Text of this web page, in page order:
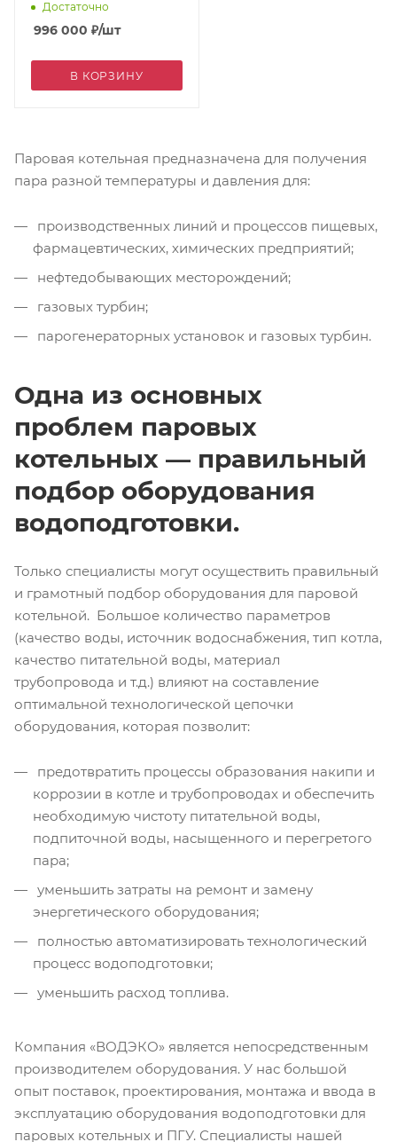
м3/ч с УОО
Достаточно
996 000 ₽/шт
В КОРЗИНУ
Паровая котельная предназначена для получения
пара разной температуры и давления для:
производственных линий и процессов пищевых,
фармацевтических, химических предприятий;
нефтедобывающих месторождений;
газовых турбин;
парогенераторных установок и газовых турбин.
Одна из основных
проблем паровых
котельных — правильный
подбор оборудования
водоподготовки.
Только специалисты могут осуществить правильный
и грамотный подбор оборудования для паровой
котельной. Большое количество параметров
(качество воды, источник водоснабжения, тип котла,
качество питательной воды, материал
трубопровода и т.д.) влияют на составление
оптимальной технологической цепочки
оборудования, которая позволит:
предотвратить процессы образования накипи и
коррозии в котле и трубопроводах и обеспечить
необходимую чистоту питательной воды,
подпиточной воды, насыщенного и перегретого
пара;
уменьшить затраты на ремонт и замену
энергетического оборудования;
полностью автоматизировать технологический
процесс водоподготовки;
уменьшить расход топлива.
Компания «ВОДЭКО» является непосредственным
производителем оборудования. У нас большой
опыт поставок, проектирования, монтажа и ввода в
эксплуатацию оборудования водоподготовки для
паровых котельных и ПГУ. Специалисты нашей